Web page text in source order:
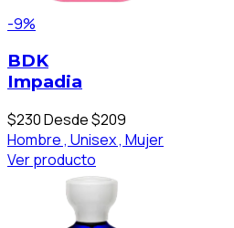
-9%
BDK
Impadia
$230Desde $209
Hombre , Unisex , Mujer
Ver producto